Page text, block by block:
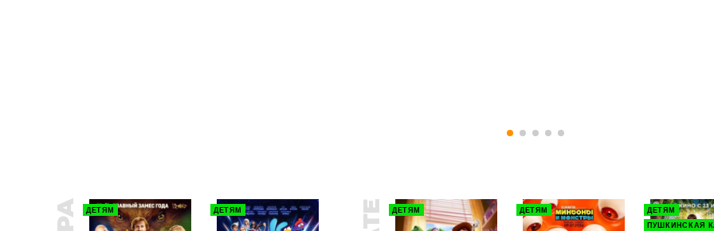
ДЕТЯМ ДЕТЯМ ДЕТЯМ ДЕТЯМ
ДЕТЯМ
ПУШКИНСКАЯ